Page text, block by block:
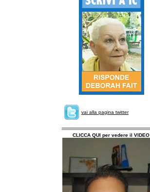
vai alla pagina twitter
CLICCA QUI per vedere il VIDEO